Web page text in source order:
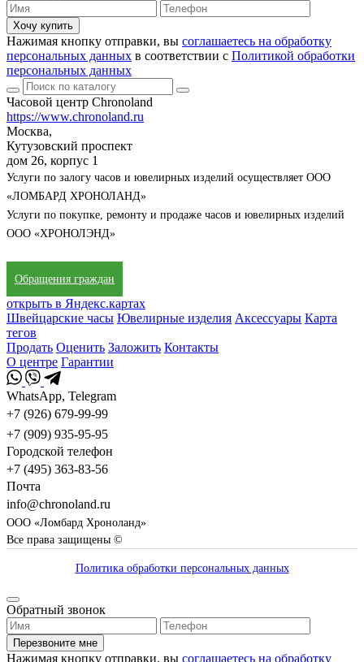
Хочу купить
Нажимая кнопку отправки, вы соглашаетесь на обработку
персональных данных в соответствии с Политикой обработки
персональных данных
Часовой центр Chronoland
https://www.chronoland.ru
Москва,
Кутузовский проспект
дом 26, корпус 1
Услуги по залогу часов и ювелирных изделий осуществляет ООО
«ЛОМБАРД ХРОНОЛАНД»
Услуги по покупке, ремонту и продаже часов и ювелирных изделий
ООО «ХРОНОЛЭНД»
Обращения граждан
открыть в Яндекс.картах
Швейцарские часы Ювелирные изделия Аксессуары Карта
тегов
Продать Оценить Заложить Контакты
О центре Гарантии
WhatsApp, Telegram
+7 (926) 679-99-99
+7 (909) 935-95-95
Городской телефон
+7 (495) 363-83-56
Почта
info@chronoland.ru
ООО «Ломбард Хроноланд»
Все права защищены ©
Политика обработки персональных данных
Обратный звонок
Перезвоните мне
Нажимая кнопку отправки, вы соглашаетесь на обработку